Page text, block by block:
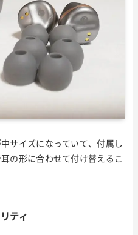
サイズになっていて、付属し
の形に合わせて付け替えるこ
ティ